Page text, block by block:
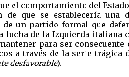
el comportamiento del
de que se establecería
un partido formal que
lucha de la Izquierda
para ser
a través de la serie trágica
desfavorable).